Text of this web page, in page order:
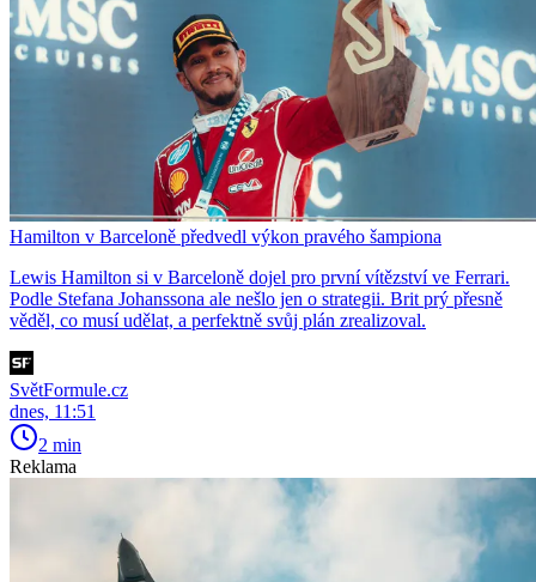
Hamilton v Barceloně předvedl výkon pravého šampiona
Lewis Hamilton si v Barceloně dojel pro první vítězství ve Ferrari.
Podle Stefana Johanssona ale nešlo jen o strategii. Brit prý přesně
věděl, co musí udělat, a perfektně svůj plán zrealizoval.
SvětFormule.cz
dnes, 11:51
2 min
Reklama